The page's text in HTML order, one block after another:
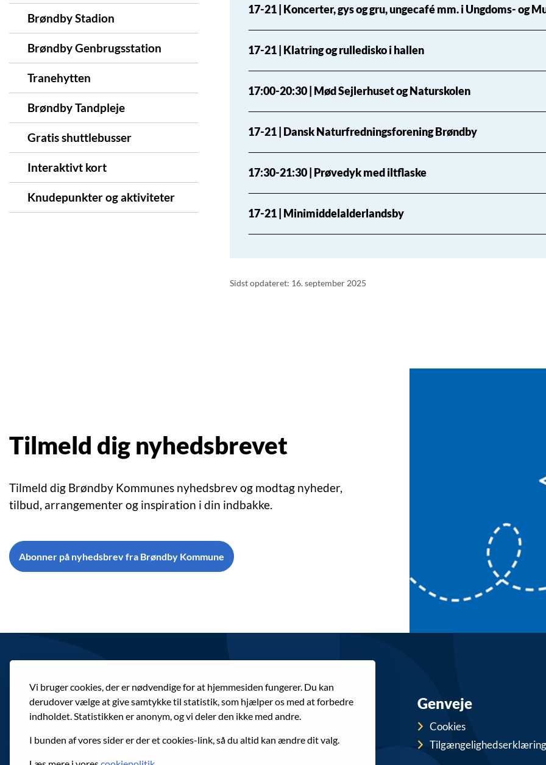
Vi bruger cookies, der er nødvendige for at hjemmesiden fungerer. Du kan
derudover vælge at give samtykke til statistik, som hjælper os med at forbedre
indholdet. Statistikken er anonym, og vi deler den ikke med andre.
I bunden af vores sider er der et cookies-link, så du altid kan ændre dit valg.
Brøndby Stadion
Brøndby Genbrugsstation
Tranehytten
Brøndby Tandpleje
Gratis shuttlebusser
Interaktivt kort
Knudepunkter og aktiviteter
17-21 | Koncerter, gys og gru, ungecafé mm. i Ungdoms- og
17-21 | Klatring og rulledisko i hallen
17:00-20:30 | Mød Sejlerhuset og Naturskolen
17-21 | Dansk Naturfredningsforening Brøndby
17:30-21:30 | Prøvedyk med iltflaske
17-21 | Minimiddelalderlandsby
Sidst opdateret: 16. september 2025
Tilmeld dig nyhedsbrevet
Tilmeld dig Brøndby Kommunes nyhedsbrev og modtag nyheder,
tilbud, arrangementer og inspiration i din indbakke.
Abonner på nyhedsbrev fra Brøndby Kommune
Brøndby Rådhus
2605 Brøndby
Se også
Gratis shuttlebusser
Genveje
Cookies
Tilgængelighedserklæring